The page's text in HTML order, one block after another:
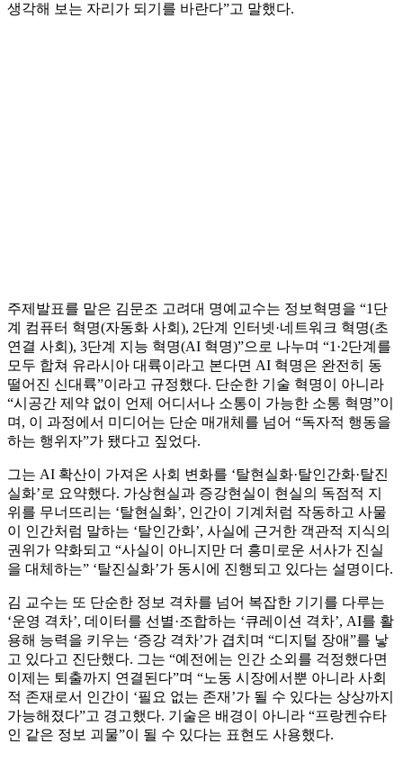
생각해 보는 자리가 되기를 바란다”고 말했다.
주제발표를 맡은 김문조 고려대 명예교수는 정보혁명을 “1단
계 컴퓨터 혁명(자동화 사회), 2단계 인터넷·네트워크 혁명(초
연결 사회), 3단계 지능 혁명(AI 혁명)”으로 나누며 “1·2단계를
모두 합쳐 유라시아 대륙이라고 본다면 AI 혁명은 완전히 동
떨어진 신대륙”이라고 규정했다. 단순한 기술 혁명이 아니라
“시공간 제약 없이 언제 어디서나 소통이 가능한 소통 혁명”이
며, 이 과정에서 미디어는 단순 매개체를 넘어 “독자적 행동을
하는 행위자”가 됐다고 짚었다.
그는 AI 확산이 가져온 사회 변화를 ‘탈현실화·탈인간화·탈진
실화’로 요약했다. 가상현실과 증강현실이 현실의 독점적 지
위를 무너뜨리는 ‘탈현실화’, 인간이 기계처럼 작동하고 사물
이 인간처럼 말하는 ‘탈인간화’, 사실에 근거한 객관적 지식의
권위가 약화되고 “사실이 아니지만 더 흥미로운 서사가 진실
을 대체하는” ‘탈진실화’가 동시에 진행되고 있다는 설명이다.
김 교수는 또 단순한 정보 격차를 넘어 복잡한 기기를 다루는
‘운영 격차’, 데이터를 선별·조합하는 ‘큐레이션 격차’, AI를 활
용해 능력을 키우는 ‘증강 격차’가 겹치며 “디지털 장애”를 낳
고 있다고 진단했다. 그는 “예전에는 인간 소외를 걱정했다면
이제는 퇴출까지 연결된다”며 “노동 시장에서뿐 아니라 사회
적 존재로서 인간이 ‘필요 없는 존재’가 될 수 있다는 상상까지
가능해졌다”고 경고했다. 기술은 배경이 아니라 “프랑켄슈타
인 같은 정보 괴물”이 될 수 있다는 표현도 사용했다.